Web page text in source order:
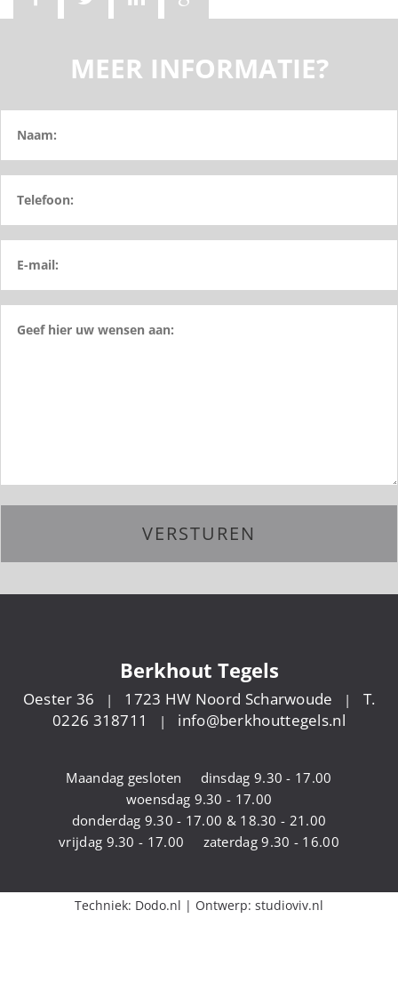
MEER INFORMATIE?
Berkhout Tegels
Oester 36 | 1723 HW Noord Scharwoude |
T.
0226 318711
| info@berkhouttegels.nl
Maandag gesloten
dinsdag 9.30 - 17.00
woensdag 9.30 - 17.00
donderdag 9.30 - 17.00 & 18.30 - 21.00
vrijdag 9.30 - 17.00
zaterdag 9.30 - 16.00
Techniek: Dodo.nl | Ontwerp: studioviv.nl